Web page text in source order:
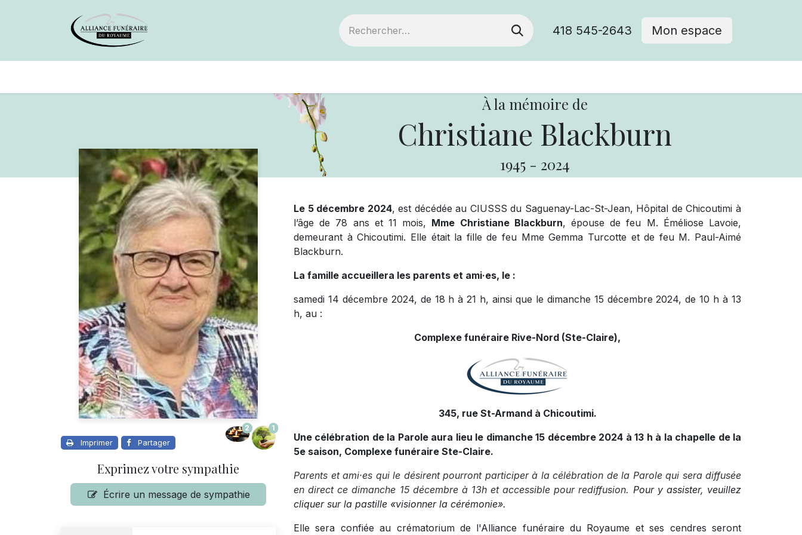
418 545-2643 Mon espace
À la mémoire de
Christiane Blackburn
1945 - 2024
Imprimer Partager
2 1
Exprimez votre sympathie
Écrire un message de sympathie
Le 5 décembre 2024, est décédée au CIUSSS du Saguenay-Lac-St-Jean, Hôpital de Chicoutimi à
l’âge de 78 ans et 11 mois, Mme Christiane Blackburn, épouse de feu M. Éméliose Lavoie,
demeurant à Chicoutimi. Elle était la fille de feu Mme Gemma Turcotte et de feu M. Paul-Aimé
Blackburn.
La famille accueillera les parents et ami·es, le :
samedi 14 décembre 2024, de 18 h à 21 h, ainsi que le dimanche 15 décembre 2024, de 10 h à 13
h, au :
Complexe funéraire Rive-Nord (Ste-Claire),
345, rue St-Armand à Chicoutimi.
Une célébration de la Parole aura lieu le dimanche 15 décembre 2024 à 13 h à la chapelle de la
5e saison, Complexe funéraire Ste-Claire.
Parents et ami·es qui le désirent pourront participer à la célébration de la Parole qui sera diffusée
en direct ce dimanche 15 décembre à 13h et accessible pour rediffusion. Pour y assister, veuillez
cliquer sur la pastille «visionner la cérémonie».
Elle sera confiée au crématorium de l'Alliance funéraire du Royaume et ses cendres seront